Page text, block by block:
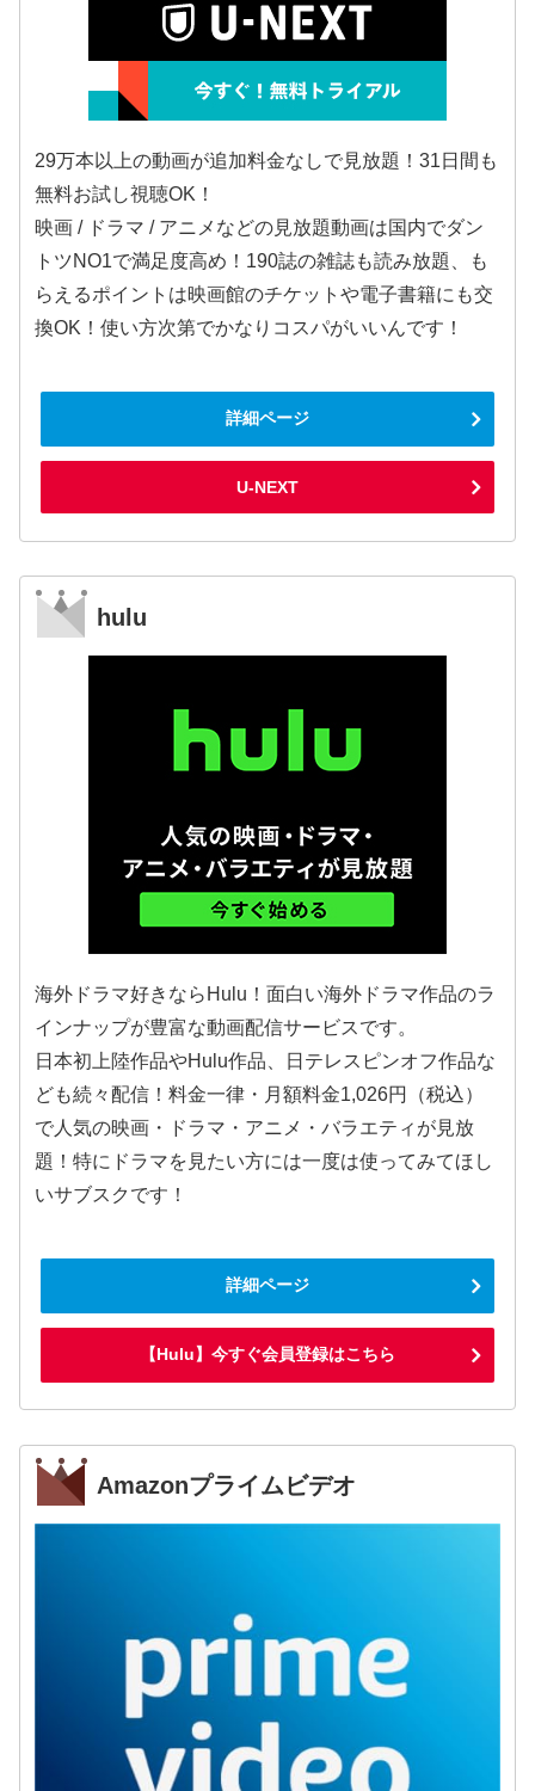
29万本以上の動画が追加料金なしで見放題！31日間も
無料お試し視聴OK！
映画 / ドラマ / アニメなどの見放題動画は国内でダン
トツNO1で満足度高め！190誌の雑誌も読み放題、も
らえるポイントは映画館のチケットや電子書籍にも交
換OK！使い方次第でかなりコスパがいいんです！
詳細ページ
U-NEXT
hulu
海外ドラマ好きならHulu！面白い海外ドラマ作品のラ
インナップが豊富な動画配信サービスです。
日本初上陸作品やHulu作品、日テレスピンオフ作品な
ども続々配信！料金一律・月額料金1,026円（税込）
で人気の映画・ドラマ・アニメ・バラエティが見放
題！特にドラマを見たい方には一度は使ってみてほし
いサブスクです！
詳細ページ
【Hulu】今すぐ会員登録はこちら
Amazonプライムビデオ